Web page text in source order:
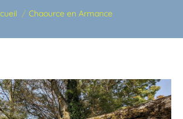
êtes ici :Chaource en Armance